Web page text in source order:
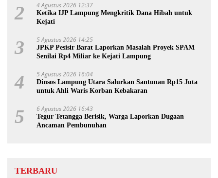
2 4 Agustus 2026 12:37
Ketika IJP Lampung Mengkritik Dana Hibah untuk
Kejati
3 5 Agustus 2026 14:25
JPKP Pesisir Barat Laporkan Masalah Proyek SPAM
Senilai Rp4 Miliar ke Kejati Lampung
4 5 Agustus 2026 16:04
Dinsos Lampung Utara Salurkan Santunan Rp15 Juta
untuk Ahli Waris Korban Kebakaran
5 6 Agustus 2026 16:43
Tegur Tetangga Berisik, Warga Laporkan Dugaan
Ancaman Pembunuhan
TERBARU